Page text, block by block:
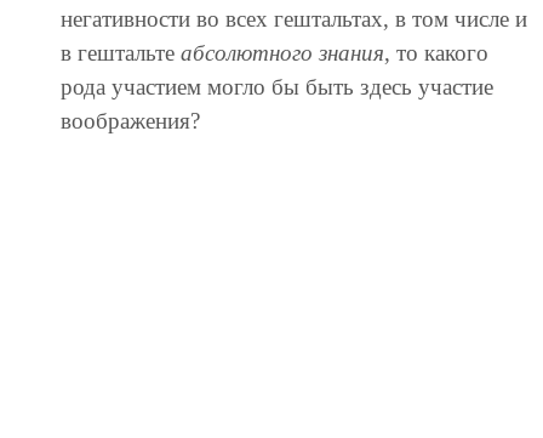
негативности во всех гештальтах, в том числе и
в гештальте абсолютного знания, то какого
рода участием могло бы быть здесь участие
воображения?